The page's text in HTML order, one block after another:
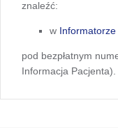
znaleźć:
w
pod bezpłatnym
Informacja Pacjenta).